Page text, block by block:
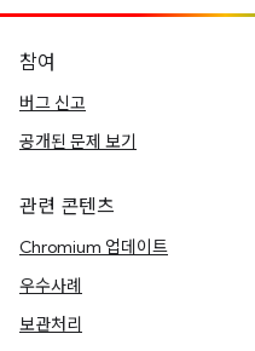
참여
버그 신고
공개된 문제 보기
관련 콘텐츠
Chromium 업데이트
우수사례
보관처리